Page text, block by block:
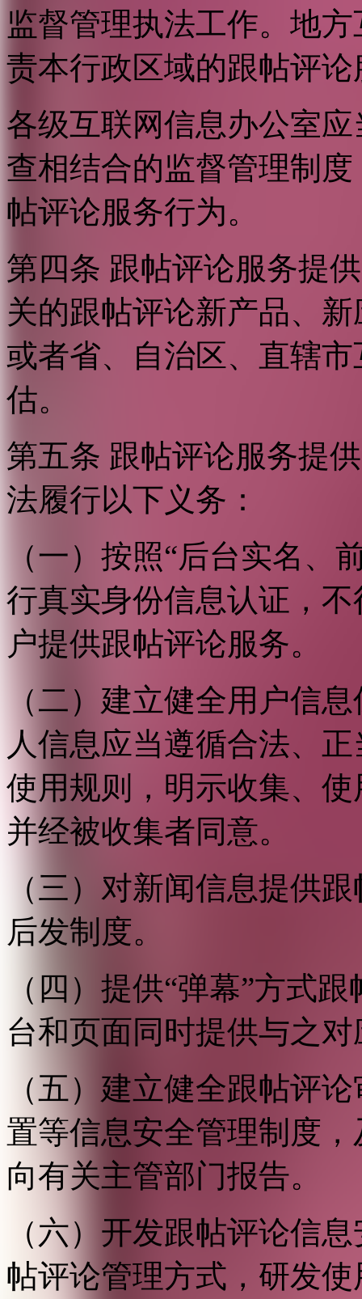
监督管理执法工作。地
责本行政区域的跟帖评
各级互联网信息办公室
查相结合的监督管理制
帖评论服务行为。
第四条 跟帖评论服务提
关的跟帖评论新产品、
或者省、自治区、直辖
估。
第五条 跟帖评论服务提
法履行以下义务：
（一）按照“后台实名、
行真实身份信息认证，
户提供跟帖评论服务。
（二）建立健全用户信
人信息应当遵循合法、
使用规则，明示收集、
并经被收集者同意。
（三）对新闻信息提供
后发制度。
（四）提供“弹幕”方式
台和页面同时提供与之
（五）建立健全跟帖评
置等信息安全管理制度
向有关主管部门报告。
（六）开发跟帖评论信
帖评论管理方式，研发